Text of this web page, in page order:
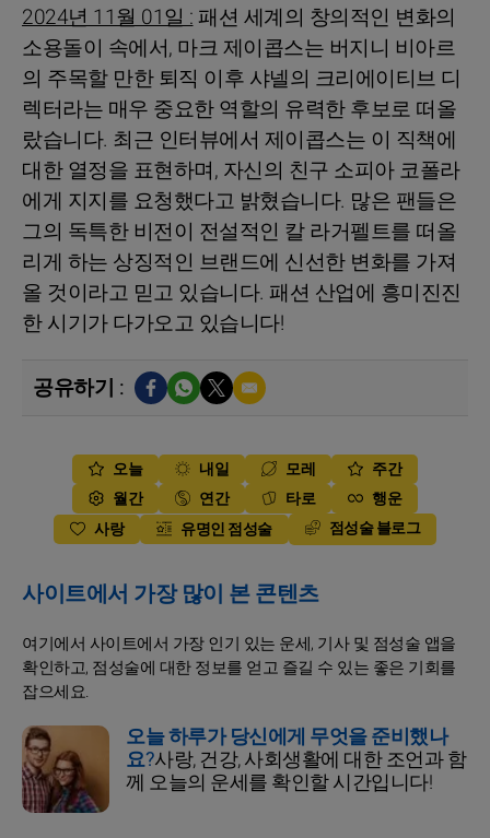
2024년 11월 01일 :패션 세계의 창의적인 변화의
소용돌이 속에서, 마크 제이콥스는 버지니 비아르
의 주목할 만한 퇴직 이후 샤넬의 크리에이티브 디
렉터라는 매우 중요한 역할의 유력한 후보로 떠올
랐습니다. 최근 인터뷰에서 제이콥스는 이 직책에
대한 열정을 표현하며, 자신의 친구 소피아 코폴라
에게 지지를 요청했다고 밝혔습니다. 많은 팬들은
그의 독특한 비전이 전설적인 칼 라거펠트를 떠올
리게 하는 상징적인 브랜드에 신선한 변화를 가져
올 것이라고 믿고 있습니다. 패션 산업에 흥미진진
한 시기가 다가오고 있습니다!
공유하기 :
오늘 내일 모레
주간
월간
연간 타로
행운
사랑
유명인 점성술 점성술 블로그
사이트에서 가장 많이 본 콘텐츠
여기에서 사이트에서 가장 인기 있는 운세, 기사 및 점성술 앱을
확인하고, 점성술에 대한 정보를 얻고 즐길 수 있는 좋은 기회를
잡으세요.
오늘 하루가 당신에게 무엇을 준비했나
요?사랑, 건강, 사회생활에 대한 조언과 함
께 오늘의 운세를 확인할 시간입니다!